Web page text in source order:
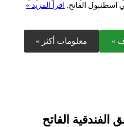
الفاتح. اقرأ المزيد »
» معلومات أكثر »
الفندقية الفاتح